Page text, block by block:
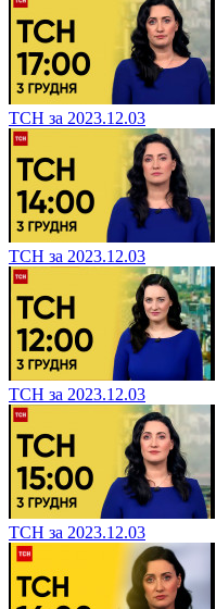
ТСН за 2023.12.03
ТСН за 2023.12.03
ТСН за 2023.12.03
ТСН за 2023.12.03